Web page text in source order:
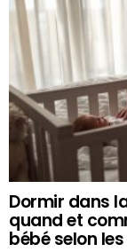
Dormir dans
quand et
bébé selon